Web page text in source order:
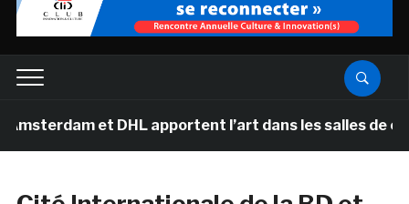
et DHL apportent l’art dans les salles de classe